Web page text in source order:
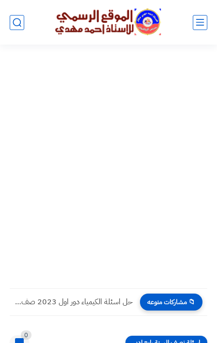
📁 مشاركات منوعه حل اسئلة الكيمياء دور اول 2023 صف ثالث متوسط
0